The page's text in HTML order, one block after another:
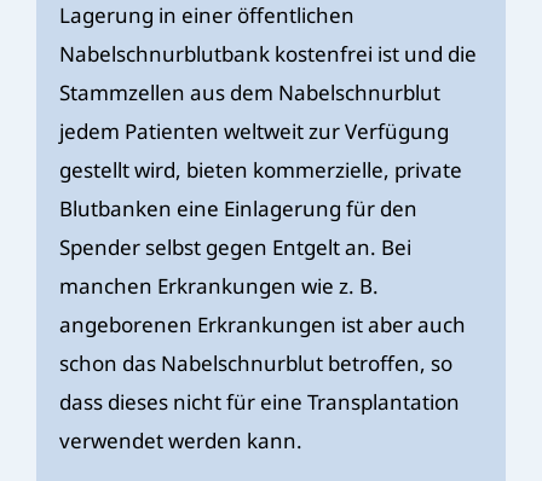
Lagerung in einer öffentlichen
Nabelschnurblutbank kostenfrei ist und die
Stammzellen aus dem Nabelschnurblut
jedem Patienten weltweit zur Verfügung
gestellt wird, bieten kommerzielle, private
Blutbanken eine Einlagerung für den
Spender selbst gegen Entgelt an. Bei
manchen Erkrankungen wie z. B.
angeborenen Erkrankungen ist aber auch
schon das Nabelschnurblut betroffen, so
dass dieses nicht für eine Transplantation
verwendet werden kann.